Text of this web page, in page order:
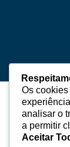
Os
analisar o
a permitir
Aceitar